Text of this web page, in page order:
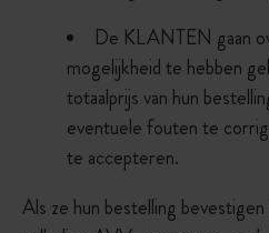
De KLANTEN gaan
mogelijkheid te hebben
totaalprijs van hun
eventuele fouten te
te accepteren.
Als ze hun bestelling